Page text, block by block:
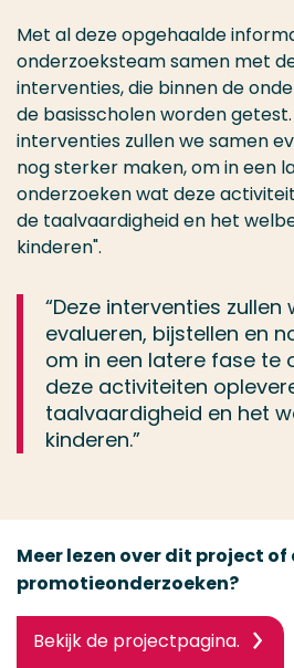
Met al deze opgehaalde
onderzoeksteam samen met
interventies, die binnen de
de basisscholen worden getest.
interventies zullen we samen
nog sterker maken, om in een
onderzoeken wat deze
de taalvaardigheid en het
kinderen".
“Deze interventies zullen
evalueren, bijstellen en
om in een latere fase te
deze activiteiten
taalvaardigheid en het
kinderen.”
Meer lezen over dit project of
promotieonderzoeken?
Bekijk de projectpagina.